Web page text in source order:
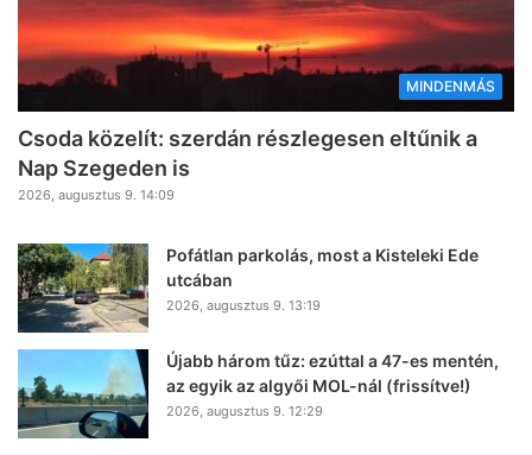
MINDENMÁS
Csoda közelít: szerdán részlegesen eltűnik a
Nap Szegeden is
2026, augusztus 9. 14:09
Pofátlan parkolás, most a Kisteleki Ede
utcában
2026, augusztus 9. 13:19
Újabb három tűz: ezúttal a 47-es mentén,
az egyik az algyői MOL-nál (frissítve!)
2026, augusztus 9. 12:29